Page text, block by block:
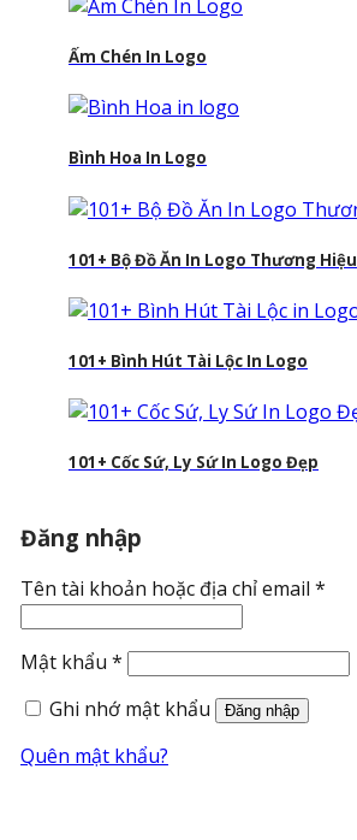
Ấm Chén In Logo
Bình Hoa In Logo
101+ Bộ Đồ Ăn In Logo Thương Hiệu
101+ Bình Hút Tài Lộc In Logo
101+ Cốc Sứ, Ly Sứ In Logo Đẹp
Đăng nhập
Tên tài khoản hoặc địa chỉ email *
Mật khẩu * Bắt
Ghi nhớ mật khẩu
Đăng nhập
Quên mật khẩu?